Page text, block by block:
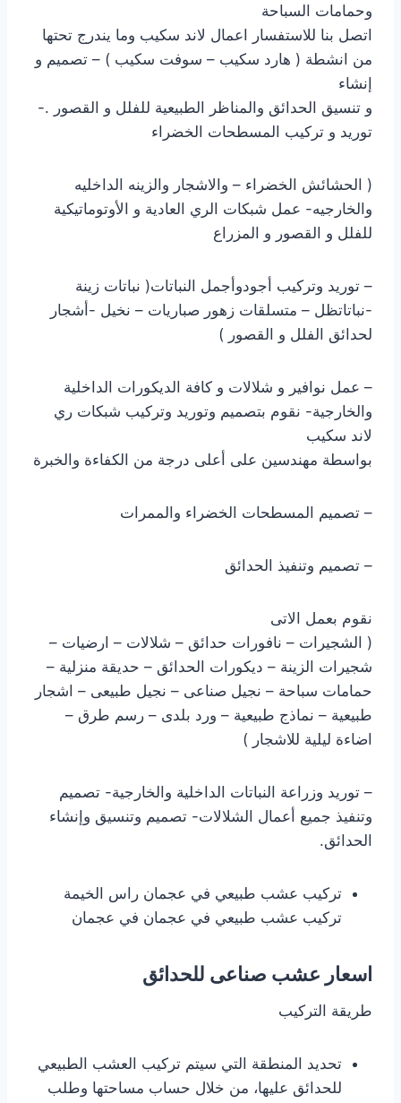
وحمامات السباحة
اتصل بنا للاستفسار اعمال لاند سكيب وما يندرج تحتها
من انشطة ( هارد سكيب – سوفت سكيب ) – تصميم و
إنشاء
و تنسيق الحدائق والمناظر الطبيعية للفلل و القصور .-
توريد و تركيب المسطحات الخضراء
( الحشائش الخضراء – والاشجار والزينه الداخليه
والخارجيه- عمل شبكات الري العادية و الأوتوماتيكية
للفلل و القصور و المزراع
– توريد وتركيب أجودوأجمل النباتات( نباتات زينة
-نباتاتظل – متسلقات زهور صباريات – نخيل -أشجار
لحدائق الفلل و القصور )
– عمل نوافير و شلالات و كافة الديكورات الداخلية
والخارجية- نقوم بتصميم وتوريد وتركيب شبكات ري
لاند سكيب
بواسطة مهندسين على أعلى درجة من الكفاءة والخبرة
– تصميم المسطحات الخضراء والممرات
– تصميم وتنفيذ الحدائق
نقوم بعمل الاتى
( الشجيرات – نافورات حدائق – شلالات – ارضيات –
شجيرات الزينة – ديكورات الحدائق – حديقة منزلية –
حمامات سباحة – نجيل صناعى – نجيل طبيعى – اشجار
طبيعية – نماذج طبيعية – ورد بلدى – رسم طرق –
اضاءة ليلية للاشجار )
– توريد وزراعة النباتات الداخلية والخارجية- تصميم
وتنفيذ جميع أعمال الشلالات- تصميم وتنسيق وإنشاء
الحدائق.
تركيب عشب طبيعي في عجمان راس الخيمة
تركيب عشب طبيعي في عجمان في عجمان
اسعار عشب صناعى للحدائق
طريقة التركيب
تحديد المنطقة التي سيتم تركيب العشب الطبيعي
للحدائق عليها، من خلال حساب مساحتها وطلب